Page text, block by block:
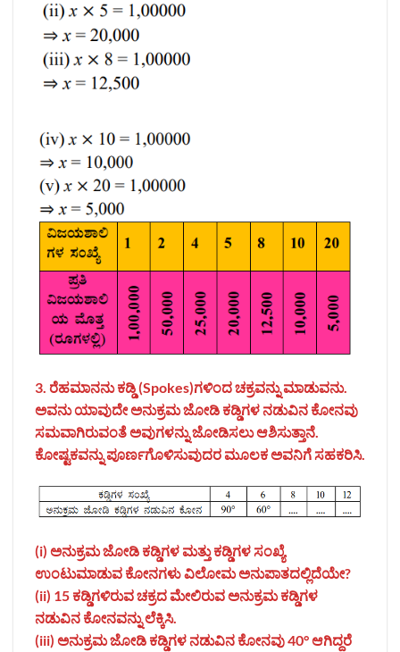
3. ರೆಹಮಾನನು ಕಡ್ಡಿ (Spokes)ಗಳಿಂದ ಚಕ್ರವನ್ನು ಮಾಡುವನು.
ಅವನು ಯಾವುದೇ ಅನುಕ್ರಮ ಜೋಡಿ ಕಡ್ಡಿಗಳ ನಡುವಿನ ಕೋನವು
ಸಮವಾಗಿರುವಂತೆ ಅವುಗಳನ್ನು ಜೋಡಿಸಲು ಆಶಿಸುತ್ತಾನೆ.
ಕೋಷ್ಟಕವನ್ನು ಪೂರ್ಣಗೊಳಿಸುವುದರ ಮೂಲಕ ಅವನಿಗೆ ಸಹಕರಿಸಿ.
(i) ಅನುಕ್ರಮ ಜೋಡಿ ಕಡ್ಡಿಗಳ ಮತ್ತು ಕಡ್ಡಿಗಳ ಸಂಖ್ಯೆ
ಉಂಟುಮಾಡುವ ಕೋನಗಳು ವಿಲೋಮ ಅನುಪಾತದಲ್ಲಿದೆಯೇ?
(ii) 15 ಕಡ್ಡಿಗಳಿರುವ ಚಕ್ರದ ಮೇಲಿರುವ ಅನುಕ್ರಮ ಕಡ್ಡಿಗಳ
ನಡುವಿನ ಕೋನವನ್ನು ಲೆಕ್ಕಿಸಿ.
(iii) ಅನುಕ್ರಮ ಜೋಡಿ ಕಡ್ಡಿಗಳ ನಡುವಿನ ಕೋನವು 40° ಆಗಿದ್ದರೆ